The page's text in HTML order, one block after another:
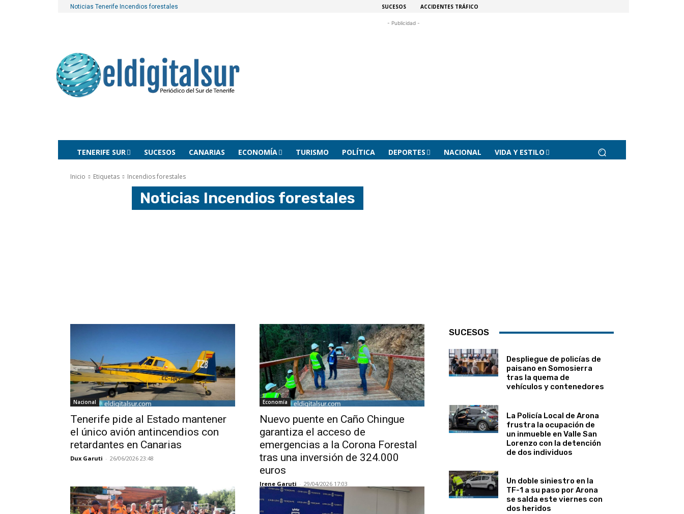
Noticias Tenerife Incendios forestales SUCESOS ACCIDENTES TRÁFICO
- Publicidad -
TENERIFE SUR SUCESOS CANARIAS ECONOMÍA TURISMO POLÍTICA DEPORTES NACIONAL VIDA Y ESTILO
Inicio Etiquetas Incendios forestales
Noticias Incendios forestales
Nacional
Tenerife pide al Estado mantener
el único avión antincendios con
retardantes en Canarias
Dux Garuti - 26/06/2026 23:48
Economía
Nuevo puente en Caño Chingue
garantiza el acceso de
emergencias a la Corona Forestal
tras una inversión de 324.000
euros
Irene Garuti - 29/04/2026 17:03
SUCESOS
Despliegue de policías de
paisano en Somosierra
tras la quema de
vehículos y contenedores
La Policía Local de Arona
frustra la ocupación de
un inmueble en Valle San
Lorenzo con la detención
de dos individuos
Un doble siniestro en la
TF-1 a su paso por Arona
se salda este viernes con
dos heridos